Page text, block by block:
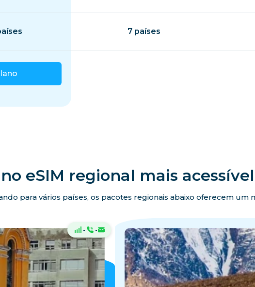
7 países
eSIM regional mais acessível
para vários países, os pacotes regionais abaixo oferecem um
· ·